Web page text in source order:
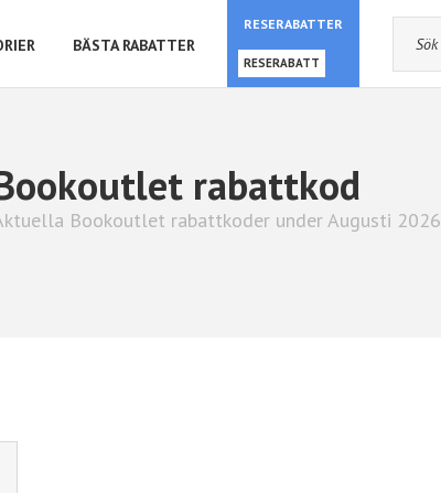
BÄSTA RABATTER
RESERABATTER
RESERABATT
rabattkod
Bookoutlet rabattkoder under Augusti 2026